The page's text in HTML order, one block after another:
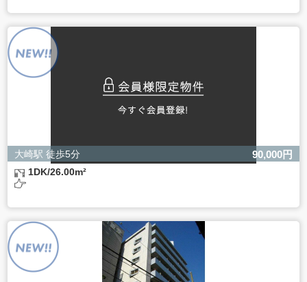
よるものです。
ただし、必要な項目をいただけない場合、適切な対応がで
きない場合があります。
大崎駅 徒歩5分 90,000円
1DK/26.00m²